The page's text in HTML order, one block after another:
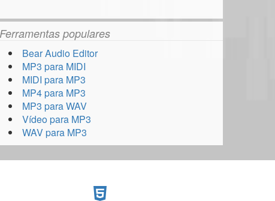
Ferramentas populares
Bear Audio Editor
MP3 para MIDI
MIDI para MP3
MP4 para MP3
MP3 para WAV
Vídeo para MP3
WAV para MP3